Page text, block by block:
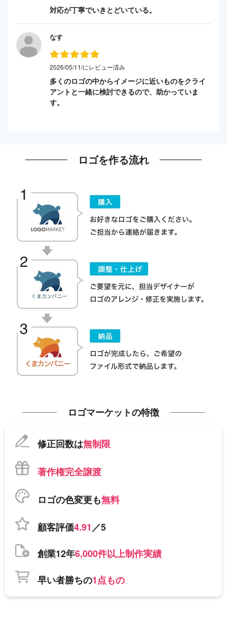
対応が丁寧でいきとどいている。
なす
2026/05/11/にレビュー済み
多くのロゴの中からイメージに近いものをクライ
アントと一緒に検討できるので、助かっていま
す。
ロゴを作る流れ
ロゴマーケットの特徴
修正回数は無制限
著作権完全譲渡
ロゴの色変更も無料
顧客評価4.91／5
創業12年6,000件以上制作実績
早い者勝ちの1点もの